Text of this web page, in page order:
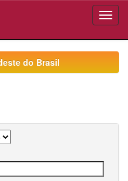
do Brasil